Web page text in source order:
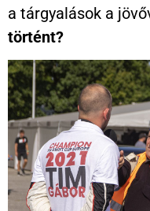
a tárgyalások a
történt?